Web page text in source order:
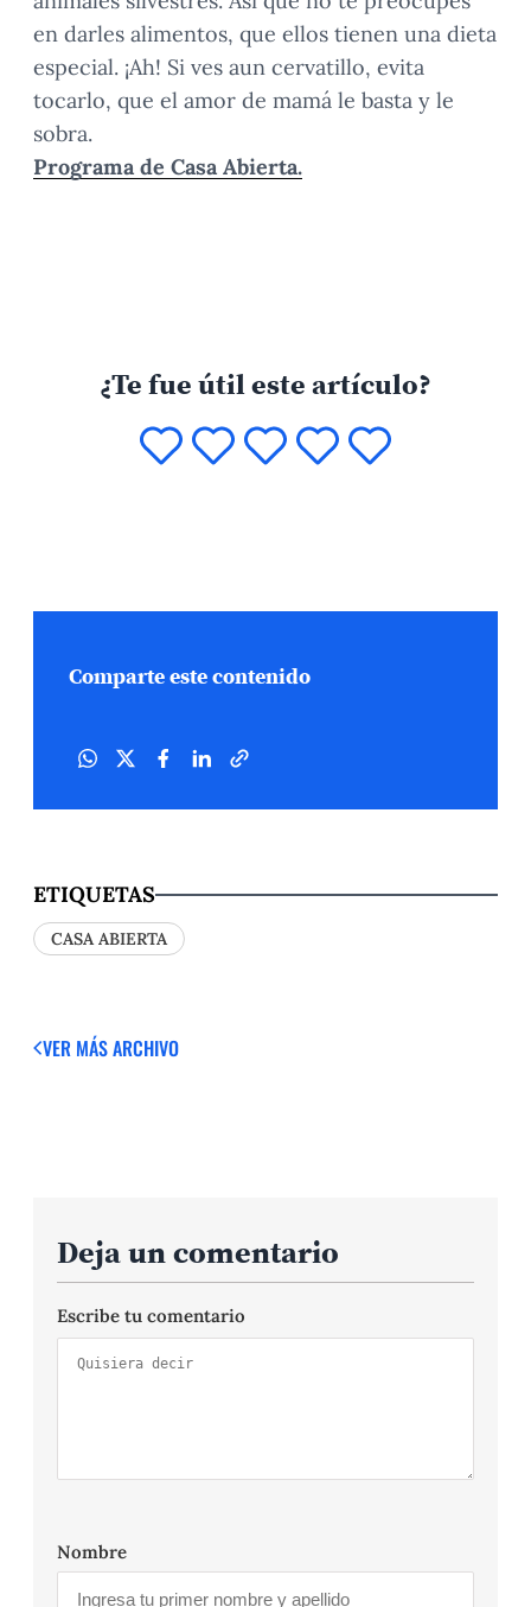
en darles alimentos, que ellos tienen una dieta
especial. ¡Ah! Si ves aun cervatillo, evita
tocarlo, que el amor de mamá le basta y le
sobra.
Programa de Casa Abierta.
¿Te fue útil este artículo?
Comparte este contenido
ETIQUETAS
CASA ABIERTA
VER MÁSARCHIVO
Deja un comentario
Escribe tu comentario
Nombre